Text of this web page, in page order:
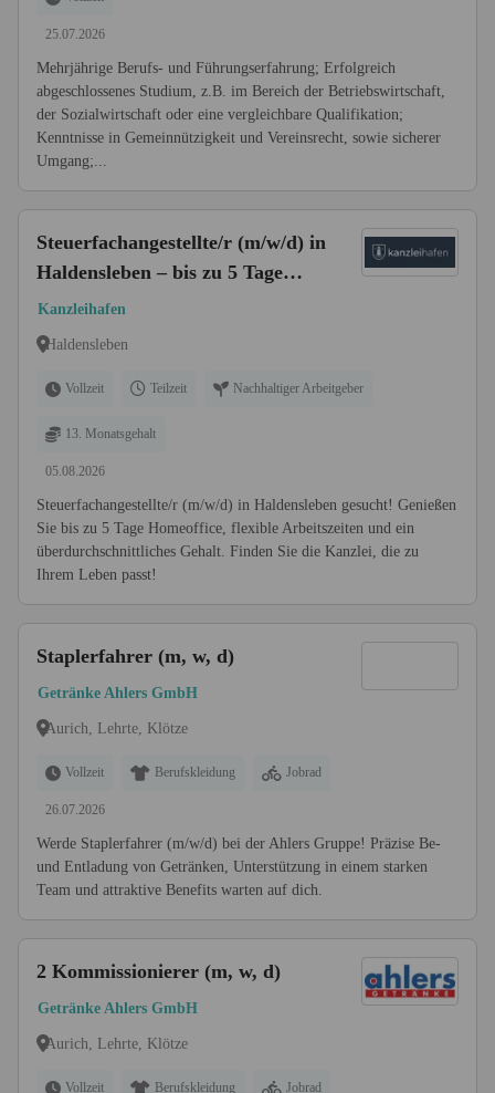
25.07.2026
Mehrjährige Berufs- und Führungserfahrung; Erfolgreich
abgeschlossenes Studium, z.B. im Bereich der Betriebswirtschaft,
der Sozialwirtschaft oder eine vergleichbare Qualifikation;
Kenntnisse in Gemeinnützigkeit und Vereinsrecht, sowie sicherer
Umgang;...
Steuerfachangestellte/r (m/w/d) in
Haldensleben – bis zu 5 Tage
Homeoffice
Kanzleihafen
Haldensleben
Vollzeit Teilzeit Nachhaltiger Arbeitgeber
13. Monatsgehalt
05.08.2026
Steuerfachangestellte/r (m/w/d) in Haldensleben gesucht! Genießen
Sie bis zu 5 Tage Homeoffice, flexible Arbeitszeiten und ein
überdurchschnittliches Gehalt. Finden Sie die Kanzlei, die zu
Ihrem Leben passt!
Staplerfahrer (m, w, d)
Getränke Ahlers GmbH
Aurich, Lehrte, Klötze
Vollzeit Berufskleidung Jobrad
26.07.2026
Werde Staplerfahrer (m/w/d) bei der Ahlers Gruppe! Präzise Be-
und Entladung von Getränken, Unterstützung in einem starken
Team und attraktive Benefits warten auf dich.
2 Kommissionierer (m, w, d)
Getränke Ahlers GmbH
Aurich, Lehrte, Klötze
Vollzeit Berufskleidung Jobrad